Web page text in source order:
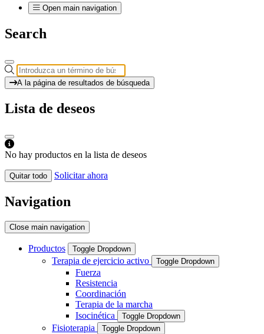
Open main navigation
Search
A la página de resultados de búsqueda
Lista de deseos
No hay productos en la lista de deseos
Quitar todo Solicitar ahora
Navigation
Close main navigation
Productos Toggle Dropdown
Terapia de ejercicio activo Toggle Dropdown
Fuerza
Resistencia
Coordinación
Terapia de la marcha
Isocinética
Toggle Dropdown
Fisioterapia Toggle Dropdown